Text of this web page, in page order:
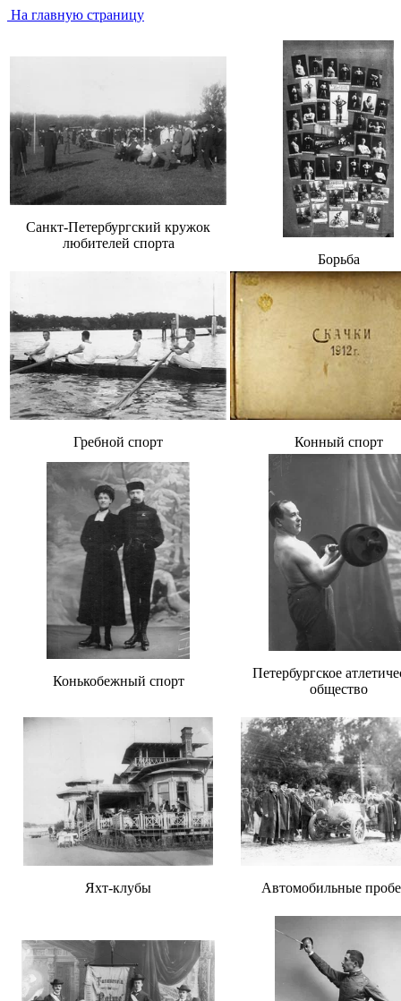
На главную страницу
Санкт-Петербургский кружок
любителей спорта
Борьба
Гребной спорт Конный спорт
Конькобежный спорт
Петербургское
общество
Яхт-клубы Автомобильные